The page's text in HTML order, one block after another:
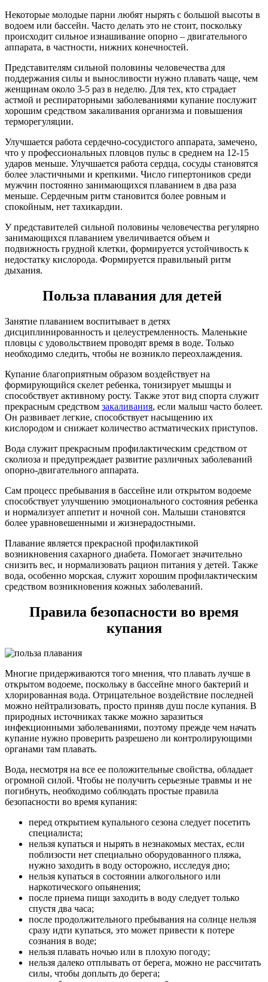
Некоторые молодые парни любят нырять с большой высоты в
водоем или бассейн. Часто делать это не стоит, поскольку
происходит сильное изнашивание опорно – двигательного
аппарата, в частности, нижних конечностей.
Представителям сильной половины человечества для
поддержания силы и выносливости нужно плавать чаще, чем
женщинам около 3-5 раз в неделю. Для тех, кто страдает
астмой и респираторными заболеваниями купание послужит
хорошим средством закаливания организма и повышения
терморегуляции.
Улучшается работа сердечно-сосудистого аппарата, замечено,
что у профессиональных пловцов пульс в среднем на 12-15
ударов меньше. Улучшается работа сердца, сосуды становятся
более эластичными и крепкими. Число гипертоников среди
мужчин постоянно занимающихся плаванием в два раза
меньше. Сердечным ритм становится более ровным и
спокойным, нет тахикардии.
У представителей сильной половины человечества регулярно
занимающихся плаванием увеличивается объем и
подвижность грудной клетки, формируется устойчивость к
недостатку кислорода. Формируется правильный ритм
дыхания.
Польза плавания для детей
Занятие плаванием воспитывает в детях
дисциплинированность и целеустремленность. Маленькие
пловцы с удовольствием проводят время в воде. Только
необходимо следить, чтобы не возникло переохлаждения.
Купание благоприятным образом воздействует на
формирующийся скелет ребенка, тонизирует мышцы и
способствует активному росту. Также этот вид спорта служит
прекрасным средством закаливания, если малыш часто болеет.
Он развивает легкие, способствует насыщению их
кислородом и снижает количество астматических приступов.
Вода служит прекрасным профилактическим средством от
сколиоза и предупреждает развитие различных заболеваний
опорно-двигательного аппарата.
Сам процесс пребывания в бассейне или открытом водоеме
способствует улучшению эмоционального состояния ребенка
и нормализует аппетит и ночной сон. Малыши становятся
более уравновешенными и жизнерадостными.
Плавание является прекрасной профилактикой
возникновения сахарного диабета. Помогает значительно
снизить вес, и нормализовать рацион питания у детей. Также
вода, особенно морская, служит хорошим профилактическим
средством возникновения кожных заболеваний.
Правила безопасности во время
купания
Многие придерживаются того мнения, что плавать лучше в
открытом водоеме, поскольку в бассейне много бактерий и
хлорированная вода. Отрицательное воздействие последней
можно нейтрализовать, просто приняв душ после купания. В
природных источниках также можно заразиться
инфекционными заболеваниями, поэтому прежде чем начать
купание нужно проверить разрешено ли контролирующими
органами там плавать.
Вода, несмотря на все ее положительные свойства, обладает
огромной силой. Чтобы не получить серьезные травмы и не
погибнуть, необходимо соблюдать простые правила
безопасности во время купания:
перед открытием купального сезона следует посетить
специалиста;
нельзя купаться и нырять в незнакомых местах, если
поблизости нет специально оборудованного пляжа,
нужно заходить в воду осторожно, исследуя дно;
нельзя купаться в состоянии алкогольного или
наркотического опьянения;
после приема пищи заходить в воду следует только
спустя два часа;
после продолжительного пребывания на солнце нельзя
сразу идти купаться, это может привести к потере
сознания в воде;
нельзя плавать ночью или в плохую погоду;
нельзя далеко отплывать от берега, можно не рассчитать
силы, чтобы доплыть до берега;